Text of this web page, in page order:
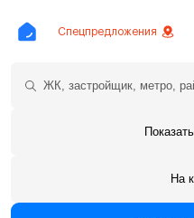
Спецпредложения
На